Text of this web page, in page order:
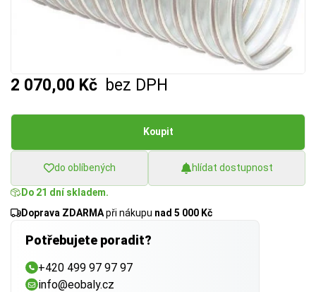
2 070,00 Kč bez DPH
Koupit
do oblíbených hlídat dostupnost
Do 21 dní skladem.
Doprava ZDARMApři nákupu nad 5 000 Kč
Potřebujete poradit?
+420 499 97 97 97
info@eobaly.cz